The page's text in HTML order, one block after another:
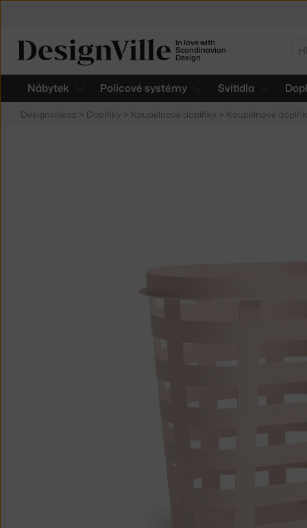
In love with
Scandinavian
Design
Nábytek Policové systémy Svítidla
Designville.cz > Doplňky > Koupelnové doplňky > Koupelnové